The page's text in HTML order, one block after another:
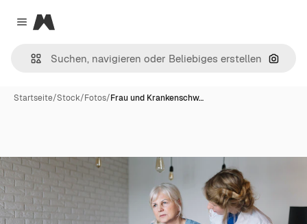
Close menu
Magnific
Nach
Startseite/Stock/Fotos/Frau und Krankenschw…